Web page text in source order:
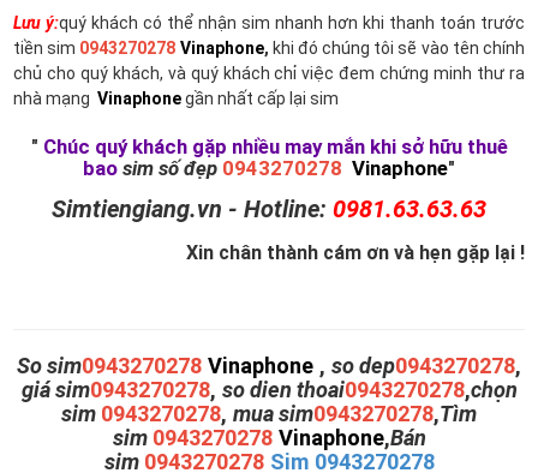
Lưu ý:quý khách có thể nhận sim nhanh hơn khi thanh toán trước
tiền sim 0943270278 Vinaphone, khi đó chúng tôi sẽ vào tên chính
chủ cho quý khách, và quý khách chỉ việc đem chứng minh thư ra
nhà mạng Vinaphonegần nhất cấp lại sim
" Chúc quý khách gặp nhiều may mắn khi sở hữu thuê
bao sim số đẹp 0943270278 Vinaphone"
Simtiengiang.vn - Hotline: 0981.63.63.63
Xin chân thành cám ơn và hẹn gặp lại !
So sim0943270278 Vinaphone , so dep0943270278,
giá sim0943270278, so dien thoai0943270278,chọn
sim 0943270278, mua sim0943270278,Tìm
sim 0943270278 Vinaphone,Bán
sim 0943270278 Sim 0943270278